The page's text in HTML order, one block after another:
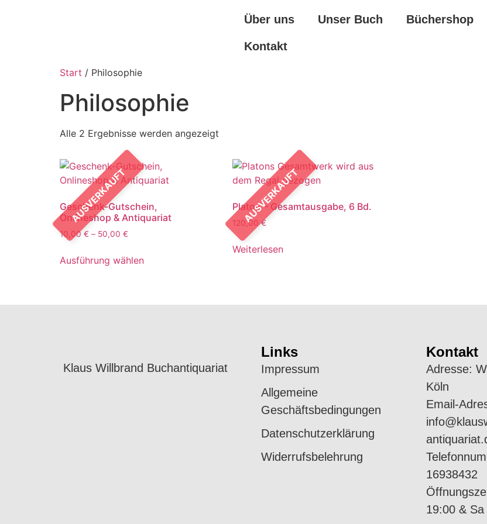
Über uns Unser Buch Büchershop
Kontakt
Start / Philosophie
Philosophie
Alle 2 Ergebnisse werden angezeigt
AUSVERKAUFT
Geschenk-Gutschein,
Onlineshop & Antiquariat
10,00 € – 50,00 €
Ausführung wählen
AUSVERKAUFT
Platon – Gesamtausgabe, 6 Bd.
120,00€
Weiterlesen
Klaus Willbrand Buchantiquariat
Links
Impressum
Allgemeine
Geschäftsbedingungen
Datenschutzerklärung
Widerrufsbelehrung
Kontakt
Adresse:
Köln
Email-
16938432
19:00 &